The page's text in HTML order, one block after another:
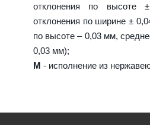
отклонения по высоте
отклонения по ширине ±
по высоте – 0,03 мм,
0,03 мм);
M - исполнение из